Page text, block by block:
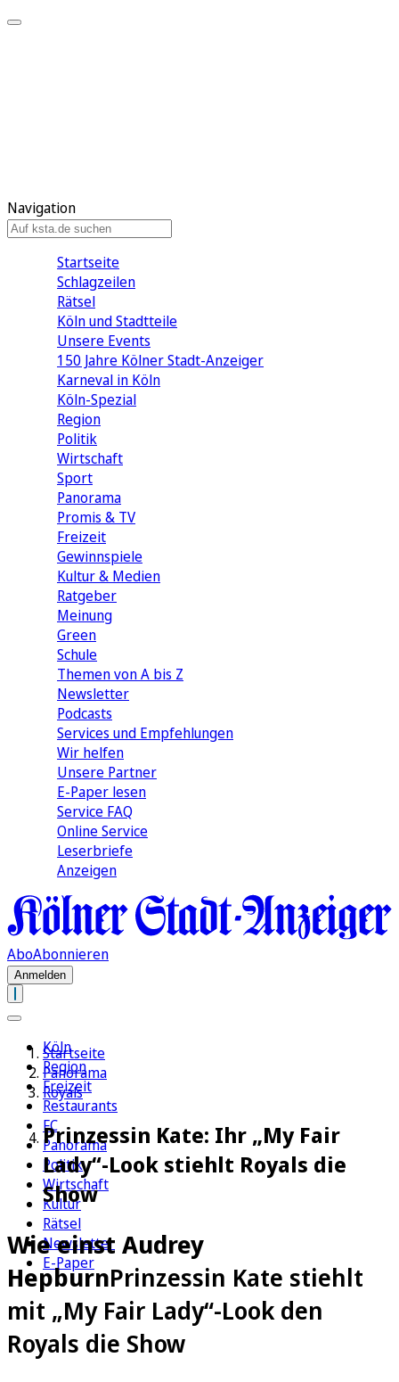
Navigation
Startseite
Schlagzeilen
Rätsel
Köln und Stadtteile
Unsere Events
150 Jahre Kölner Stadt-Anzeiger
Karneval in Köln
Köln-Spezial
Region
Politik
Wirtschaft
Sport
Panorama
Promis & TV
Freizeit
Gewinnspiele
Kultur & Medien
Ratgeber
Meinung
Green
Schule
Themen von A bis Z
Newsletter
Podcasts
Services und Empfehlungen
Wir helfen
Unsere Partner
E-Paper lesen
Service FAQ
Online Service
Leserbriefe
Anzeigen
AboAbonnieren
Anmelden
Köln
Region
Freizeit
Restaurants
FC
Panorama
Politik
Wirtschaft
Kultur
Rätsel
Newsletter
E-Paper
Startseite
Panorama
Royals
Prinzessin Kate: Ihr „My Fair
Lady“-Look stiehlt Royals die
Show
Wie einst Audrey
HepburnPrinzessin Kate stiehlt
mit „My Fair Lady“-Look den
Royals die Show